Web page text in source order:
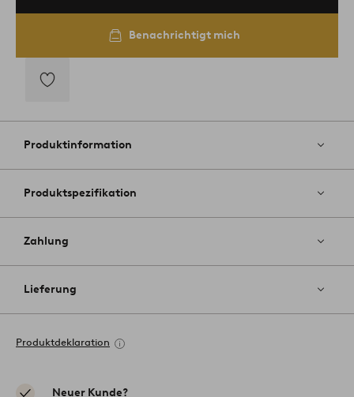
Benachrichtigt mich
Favoriten
Produktinformation
Produktspezifikation
Zahlung
Lieferung
Produktdeklaration
Neuer Kunde?